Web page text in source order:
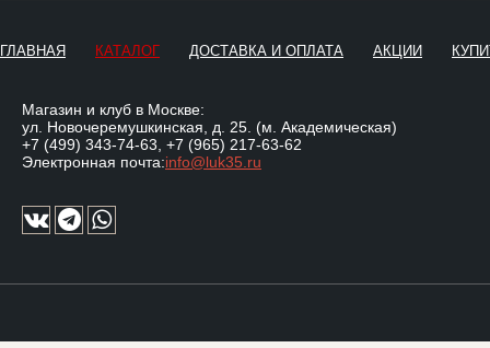
ГЛАВНАЯ КАТАЛОГ ДОСТАВКА И ОПЛАТА АКЦИИ
Магазин и клуб в Москве:
ул. Новочеремушкинская, д. 25. (м. Академическая)
+7 (499) 343-74-63 +7 (965) 217-63-62
Электронная почта:info@luk35.ru